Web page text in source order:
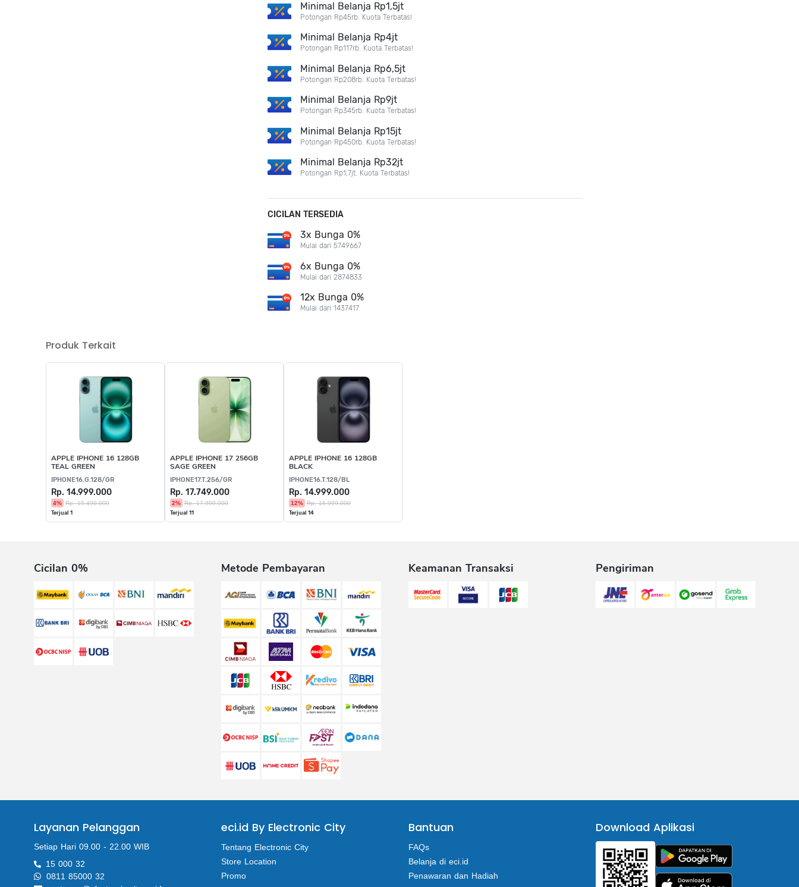
Minimal Belanja Rp1,5jt
Potongan Rp45rb. Kuota Terbatas!
Minimal Belanja Rp4jt
Potongan Rp117rb. Kuota Terbatas!
Minimal Belanja Rp6,5jt
Potongan Rp208rb. Kuota Terbatas!
Minimal Belanja Rp9jt
Potongan Rp345rb. Kuota Terbatas!
Minimal Belanja Rp15jt
Potongan Rp450rb. Kuota Terbatas!
Minimal Belanja Rp32jt
Potongan Rp1,7jt. Kuota Terbatas!
CICILAN TERSEDIA
3x Bunga 0%
Mulai dari 5749667
6x Bunga 0%
Mulai dari 2874833
12x Bunga 0%
Mulai dari 1437417
Produk Terkait
APPLE IPHONE 16 128GB
TEAL GREEN
IPHONE16.G.128/GR
Rp. 14.999.000
4% Rp. 15.499.000
Terjual 1
APPLE IPHONE 17 256GB
SAGE GREEN
IPHONE17.T.256/GR
Rp. 17.749.000
2% Rp. 17.999.000
Terjual 11
APPLE IPHONE 16 128GB
BLACK
IPHONE16.T.128/BL
Rp. 14.999.000
12% Rp. 16.999.000
Terjual 14
Cicilan 0% Metode Pembayaran Keamanan Transaksi Pengiriman
Layanan Pelanggan
Setiap Hari 09.00 - 22.00 WIB
15 000 32
0811 85000 32
eci.id By Electronic City
Tentang Electronic City
Store Location
Promo
Bantuan
FAQs
Belanja di eci.id
Penawaran dan Hadiah
Download Aplikasi